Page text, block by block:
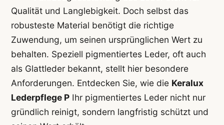
Qualität und Langlebigkeit. Doch selbst das
robusteste Material benötigt die richtige
Zuwendung, um seinen ursprünglichen Wert zu
behalten. Speziell pigmentiertes Leder, oft auch
als Glattleder bekannt, stellt hier besondere
Anforderungen. Entdecken Sie, wie die Keralux
Lederpflege PIhr pigmentiertes Leder nicht nur
gründlich reinigt, sondern langfristig schützt und